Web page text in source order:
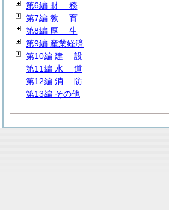
第6編 財 務
第7編 教 育
第8編 厚 生
第9編 産業経済
第10編 建 設
第11編 水 道
第12編 消 防
第13編 その他